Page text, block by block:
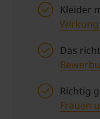
Kleider
Das
Richtig
Frauen